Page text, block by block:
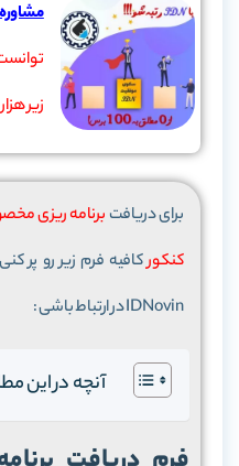
زیر
برای دریافتبرنامه ریزی
کنکورکافیه فرم زیر رو پر
IDNovin در ارتباط باشی :
آنچه در این